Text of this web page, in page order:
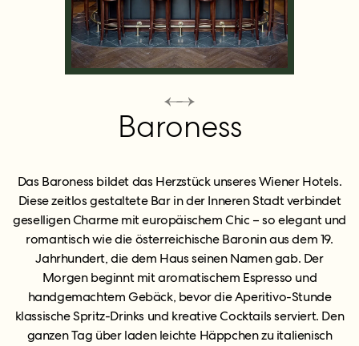
Baroness
Das Baroness bildet das Herzstück unseres Wiener Hotels.
Diese zeitlos gestaltete Bar in der Inneren Stadt verbindet
geselligen Charme mit europäischem Chic – so elegant und
romantisch wie die österreichische Baronin aus dem 19.
Jahrhundert, die dem Haus seinen Namen gab. Der
Morgen beginnt mit aromatischem Espresso und
handgemachtem Gebäck, bevor die Aperitivo-Stunde
klassische Spritz-Drinks und kreative Cocktails serviert. Den
ganzen Tag über laden leichte Häppchen zu italienisch